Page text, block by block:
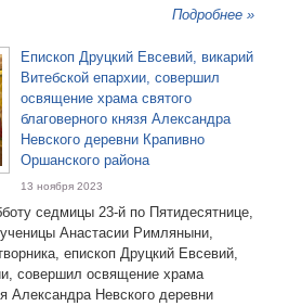
Подробнее »
Епископ Друцкий Евсевий, викарий
Витебской епархии, совершил
освящение храма святого
благоверного князя Александра
Невского деревни Крапивно
Оршанского района
13 ноября 2023
седмицы 23-й по Пятидесятнице,
Анастасии Римляныни,
епископ Друцкий Евсевий,
совершил освящение храма
Александра Невского деревни